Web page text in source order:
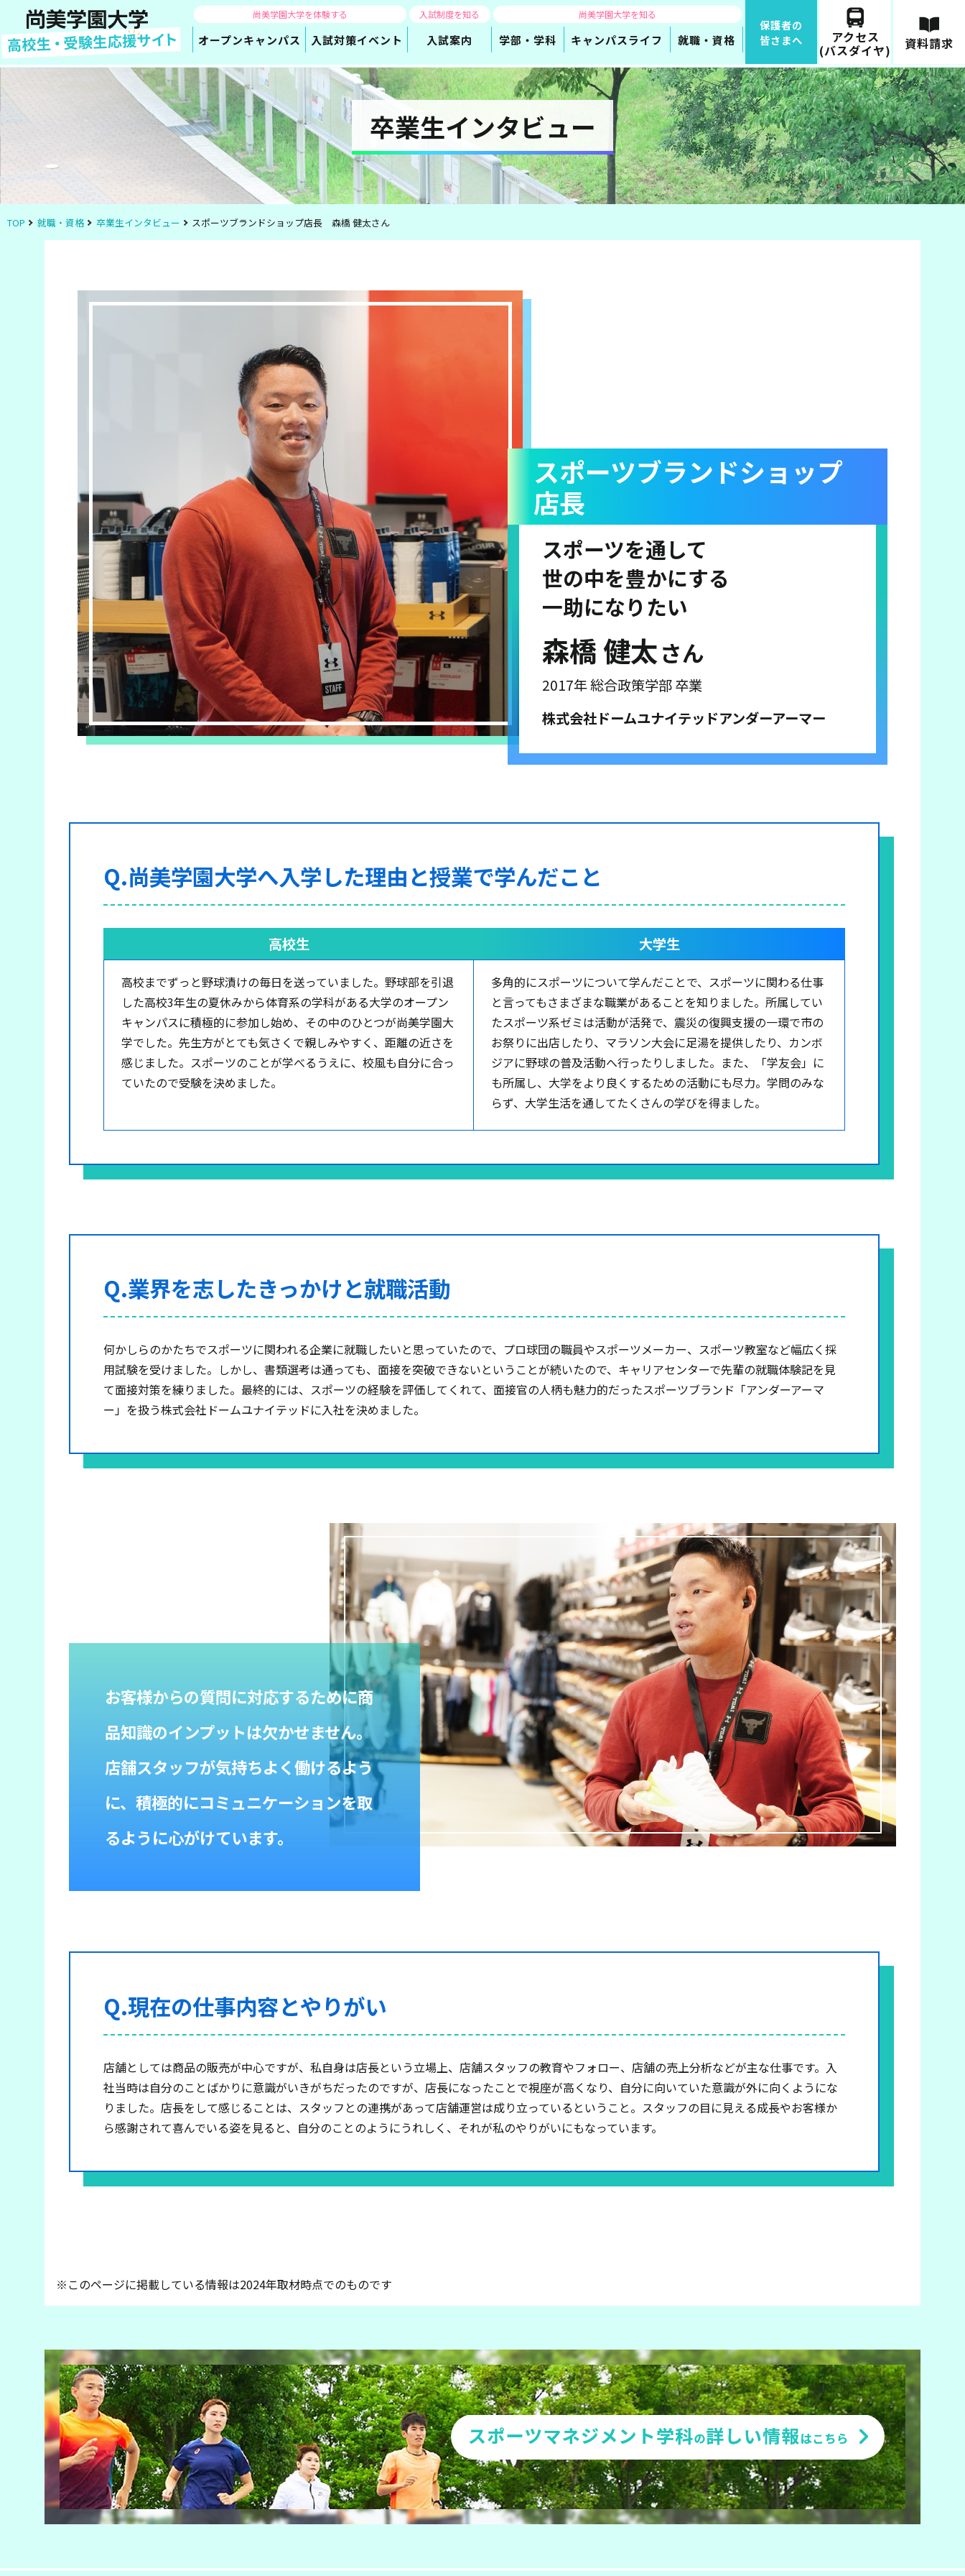
尚美学園大学を体験する
オープンキャンパス 入試対策イベント
入試制度を知る
入試案内
尚美学園大学を知る
学部・学科 キャンパスライフ 就職・資格
保護者の
皆さまへ
アクセス
(バスダイヤ) 資料請求
卒業生インタビュー
TOP 就職・資格 卒業生インタビュー スポーツブランドショップ店長 森橋 健太さん
スポーツブランドショップ
店長
スポーツを通して
世の中を豊かにする
一助になりたい
森橋 健太さん
2017年 総合政策学部 卒業
株式会社ドームユナイテッドアンダーアーマー
Q.尚美学園大学へ入学した理由と授業で学んだこと
高校生
高校までずっと野球漬けの毎日を送っていました。野球部を引退
した高校3年生の夏休みから体育系の学科がある大学のオープン
キャンパスに積極的に参加し始め、その中のひとつが尚美学園大
学でした。先生方がとても気さくで親しみやすく、距離の近さを
感じました。スポーツのことが学べるうえに、校風も自分に合っ
ていたので受験を決めました。
大学生
多角的にスポーツについて学んだことで、スポーツに関わる仕事
と言ってもさまざまな職業があることを知りました。所属してい
たスポーツ系ゼミは活動が活発で、震災の復興支援の一環で市の
お祭りに出店したり、マラソン大会に足湯を提供したり、カンボ
ジアに野球の普及活動へ行ったりしました。また、「学友会」に
も所属し、大学をより良くするための活動にも尽力。学問のみな
らず、大学生活を通してたくさんの学びを得ました。
Q.業界を志したきっかけと就職活動
何かしらのかたちでスポーツに関われる企業に就職したいと思っていたので、プロ球団の職員やスポーツメーカー、スポーツ教室など幅広く採
用試験を受けました。しかし、書類選考は通っても、面接を突破できないということが続いたので、キャリアセンターで先輩の就職体験記を見
て面接対策を練りました。最終的には、スポーツの経験を評価してくれて、面接官の人柄も魅力的だったスポーツブランド「アンダーアーマ
ー」を扱う株式会社ドームユナイテッドに入社を決めました。
お客様からの質問に対応するために商
品知識のインプットは欠かせません。
店舗スタッフが気持ちよく働けるよう
に、積極的にコミュニケーションを取
るように心がけています。
Q.現在の仕事内容とやりがい
店舗としては商品の販売が中心ですが、私自身は店長という立場上、店舗スタッフの教育やフォロー、店舗の売上分析などが主な仕事です。入
社当時は自分のことばかりに意識がいきがちだったのですが、店長になったことで視座が高くなり、自分に向いていた意識が外に向くようにな
りました。店長をして感じることは、スタッフとの連携があって店舗運営は成り立っているということ。スタッフの目に見える成長やお客様か
ら感謝されて喜んでいる姿を見ると、自分のことのようにうれしく、それが私のやりがいにもなっています。
※このページに掲載している情報は2024年取材時点でのものです